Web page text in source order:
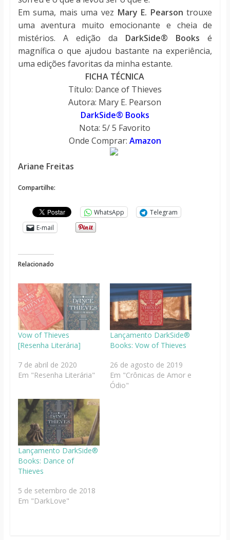
Em suma, mais uma vez Mary E. Pearson trouxe
uma aventura muito emocionante e cheia de
mistérios. A edição da DarkSide® Books é
magnífica o que ajudou bastante na experiência,
uma edições favoritas da minha estante.
FICHA TÉCNICA
Título: Dance of Thieves
Autora: Mary E. Pearson
DarkSide® Books
Nota: 5/ 5 Favorito
Onde Comprar: Amazon
Ariane Freitas
Compartilhe:
WhatsApp
Telegram
E-mail
Relacionado
Vow of Thieves
[Resenha Literária]
7 de abril de 2020
Em "Resenha Literária"
Lançamento DarkSide®
Books: Vow of Thieves
26 de agosto de 2019
Em "Crônicas de Amor e
Ódio"
Lançamento DarkSide®
Books: Dance of
Thieves
5 de setembro de 2018
Em "DarkLove"